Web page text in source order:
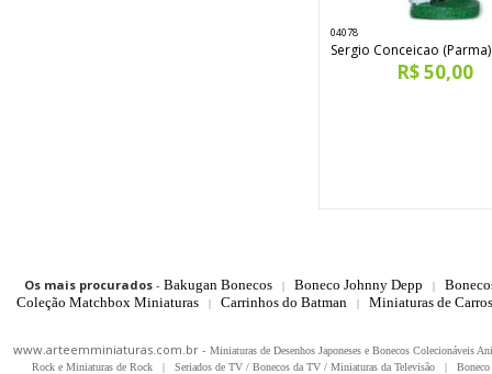
04078
Sergio Conceicao (Parma)
R$ 50,00
Os mais procurados- Bakugan Bonecos | Boneco Johnny Depp |
Coleção Matchbox Miniaturas
| Carrinhos do Batman | Miniaturas de
www.arteemminiaturas.com.br - Miniaturas de Desenhos Japoneses e Bonecos Colecionáveis
Rock e Miniaturas de Rock
| Seriados de TV / Bonecos da TV / Miniaturas da Televisão |